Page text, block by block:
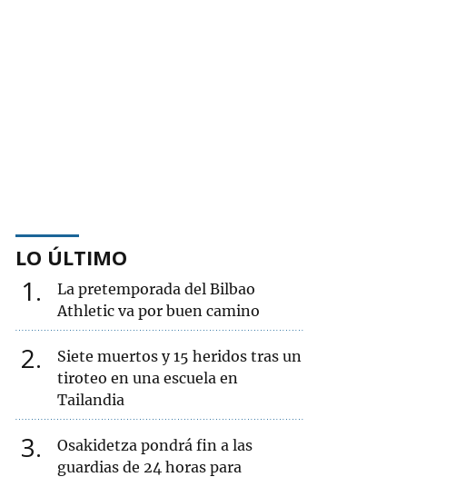
LO ÚLTIMO
1
La pretemporada del Bilbao
Athletic va por buen camino
2
Siete muertos y 15 heridos tras un
tiroteo en una escuela en
Tailandia
3
Osakidetza pondrá fin a las
guardias de 24 horas para